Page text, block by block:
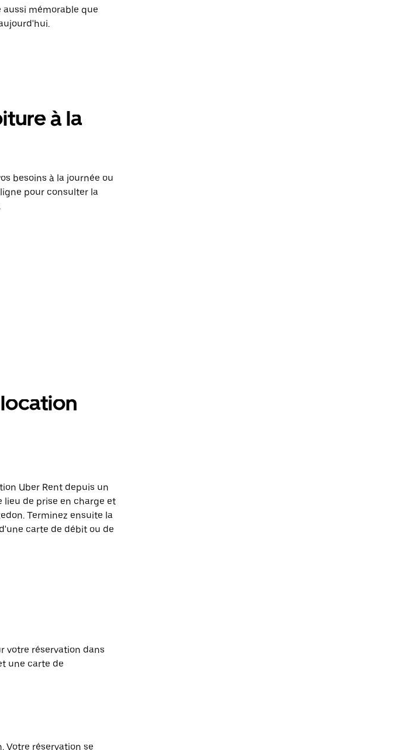
aussi mémorable que
à la
besoins à la journée ou
pour consulter la
Uber Rent depuis un
lieu de prise en charge et
Terminez ensuite la
carte de débit ou de
votre réservation dans
une carte de
Votre réservation se